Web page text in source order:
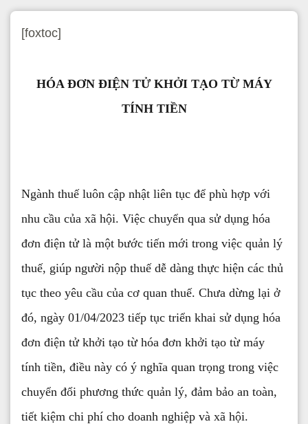
[foxtoc]
HÓA ĐƠN ĐIỆN TỬ KHỞI TẠO TỪ MÁY
TÍNH TIỀN
Ngành thuế luôn cập nhật liên tục để phù hợp với
nhu cầu của xã hội. Việc chuyển qua sử dụng hóa
đơn điện tử là một bước tiến mới trong việc quản lý
thuế, giúp người nộp thuế dễ dàng thực hiện các thủ
tục theo yêu cầu của cơ quan thuế. Chưa dừng lại ở
đó, ngày 01/04/2023 tiếp tục triển khai sử dụng hóa
đơn điện tử khởi tạo từ hóa đơn khởi tạo từ máy
tính tiền, điều này có ý nghĩa quan trọng trong việc
chuyển đổi phương thức quản lý, đảm bảo an toàn,
tiết kiệm chi phí cho doanh nghiệp và xã hội.